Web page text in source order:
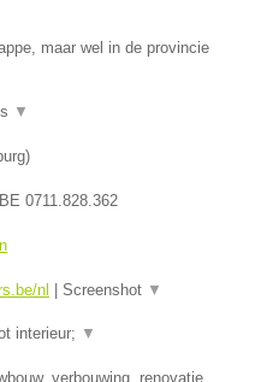
maar wel in de provincie
▼
)
BE 0711.828.362
nl Screenshot ▼
interieur; ▼
verbouwing, renovatie,